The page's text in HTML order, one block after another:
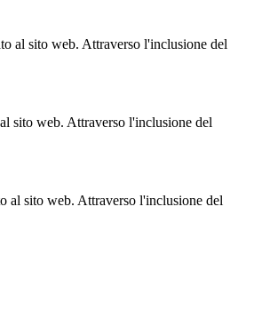
al sito web. Attraverso l'inclusione del
sito web. Attraverso l'inclusione del
al sito web. Attraverso l'inclusione del